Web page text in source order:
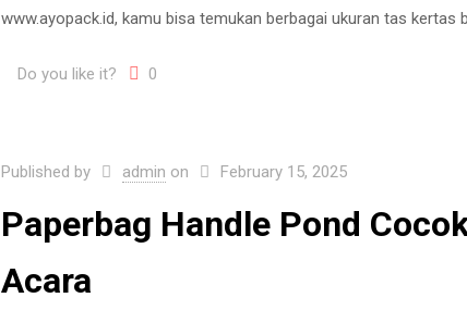
www.ayopack.id, kamu bisa temukan berbagai ukuran tas kertas
Do you like it? 0
Published by admin on February 15, 2025
Paperbag Handle Pond
Acara